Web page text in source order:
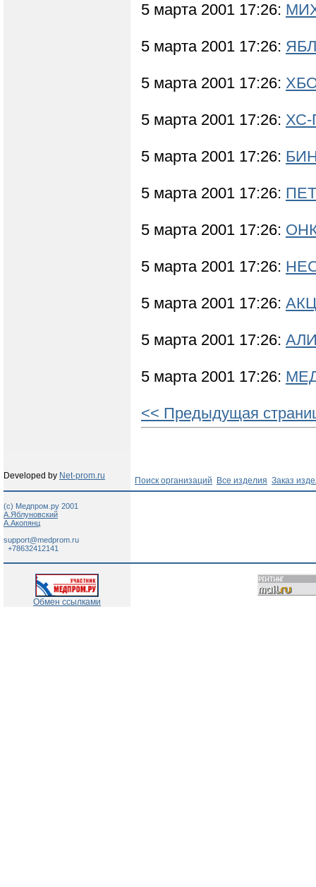
5 марта 2001 17:26:
5 марта 2001 17:26:
5 марта 2001 17:26:
5 марта 2001 17:26: ХС-
5 марта 2001 17:26:
5 марта 2001 17:26:
5 марта 2001 17:26:
5 марта 2001 17:26:
5 марта 2001 17:26:
5 марта 2001 17:26:
5 марта 2001 17:26:
<< Предыдущая
Developed by Net-prom.ru Поиск организаций Все изделия Заказ
(c) Медпром.ру 2001
А.Яблуновский
А.Акопянц
support@medprom.ru
+78632412141
Обмен ссылками